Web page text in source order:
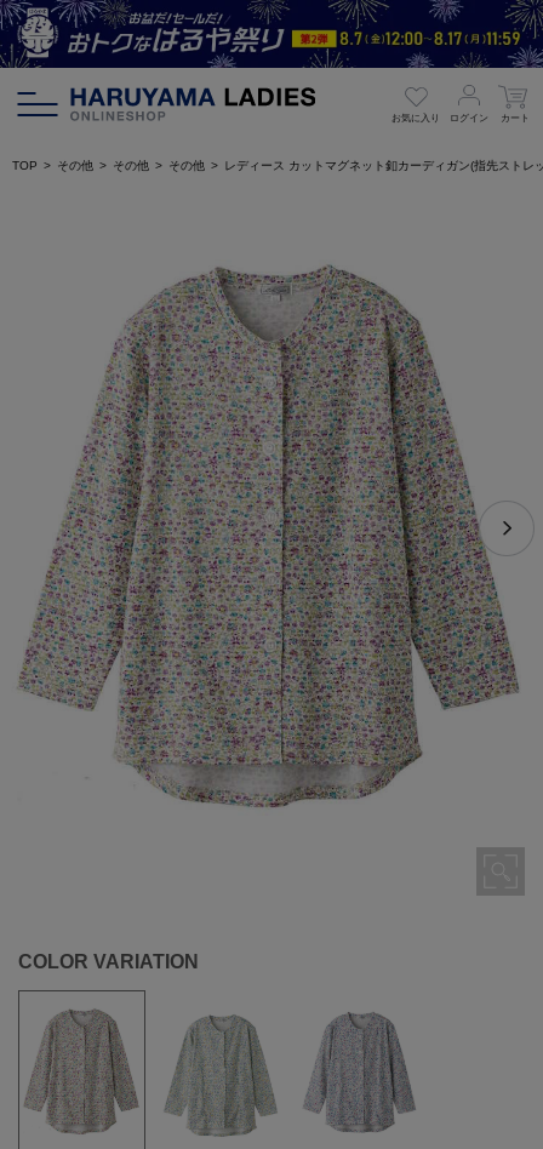
お気に入り ログイン カート
TOP その他 その他 その他 レディース カットマグネット釦カーディガン(指先スト
COLOR VARIATION